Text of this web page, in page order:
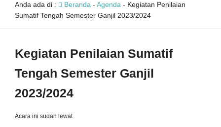
Anda ada di : Beranda - Agenda - Kegiatan Penilaian
Sumatif Tengah Semester Ganjil 2023/2024
Kegiatan Penilaian Sumatif
Tengah Semester Ganjil
2023/2024
Acara ini sudah lewat